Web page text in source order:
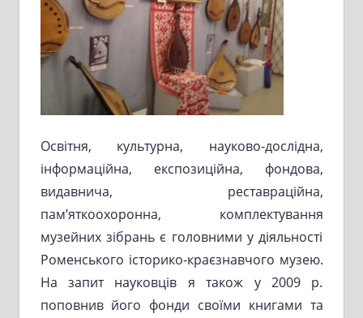
Освітня, культурна, науково-дослідна,
інформаційна, експозиційна, фондова,
видавнича, реставраційна,
пам’яткоохоронна, комплектування
музейних зібрань є головними у діяльності
Роменського історико-краєзнавчого музею.
На запит науковців я також у 2009 р.
поповнив його фонди своїми книгами та